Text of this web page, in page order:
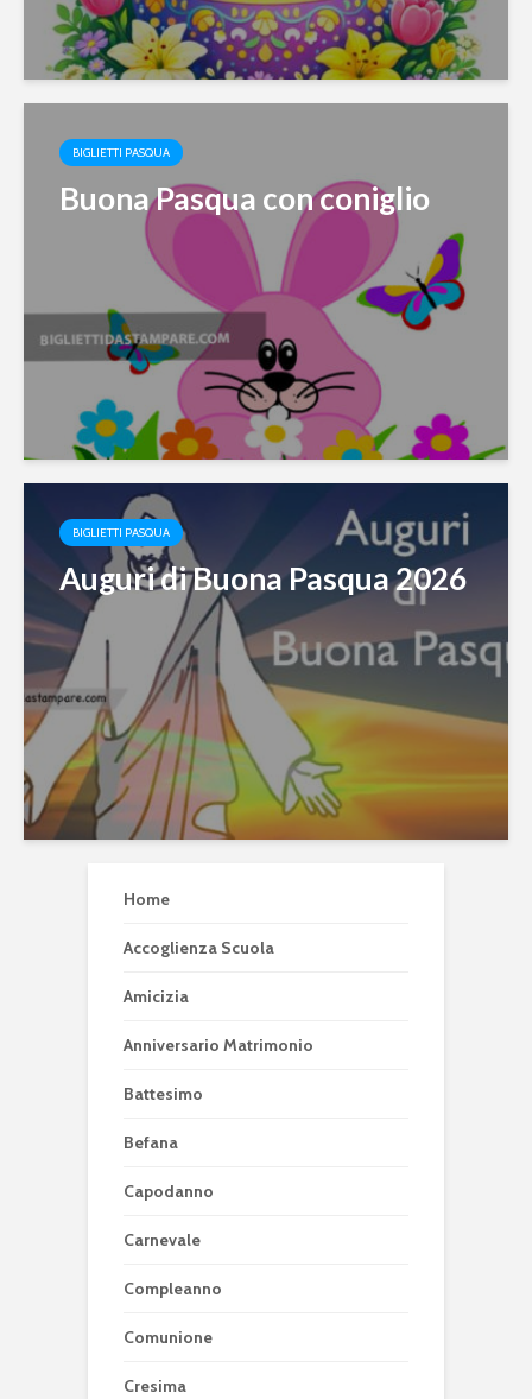
BIGLIETTI PASQUA
Buona Pasqua con coniglio
BIGLIETTI PASQUA
Auguri di Buona Pasqua 2026
Home
Accoglienza Scuola
Amicizia
Anniversario Matrimonio
Battesimo
Befana
Capodanno
Carnevale
Compleanno
Comunione
Cresima